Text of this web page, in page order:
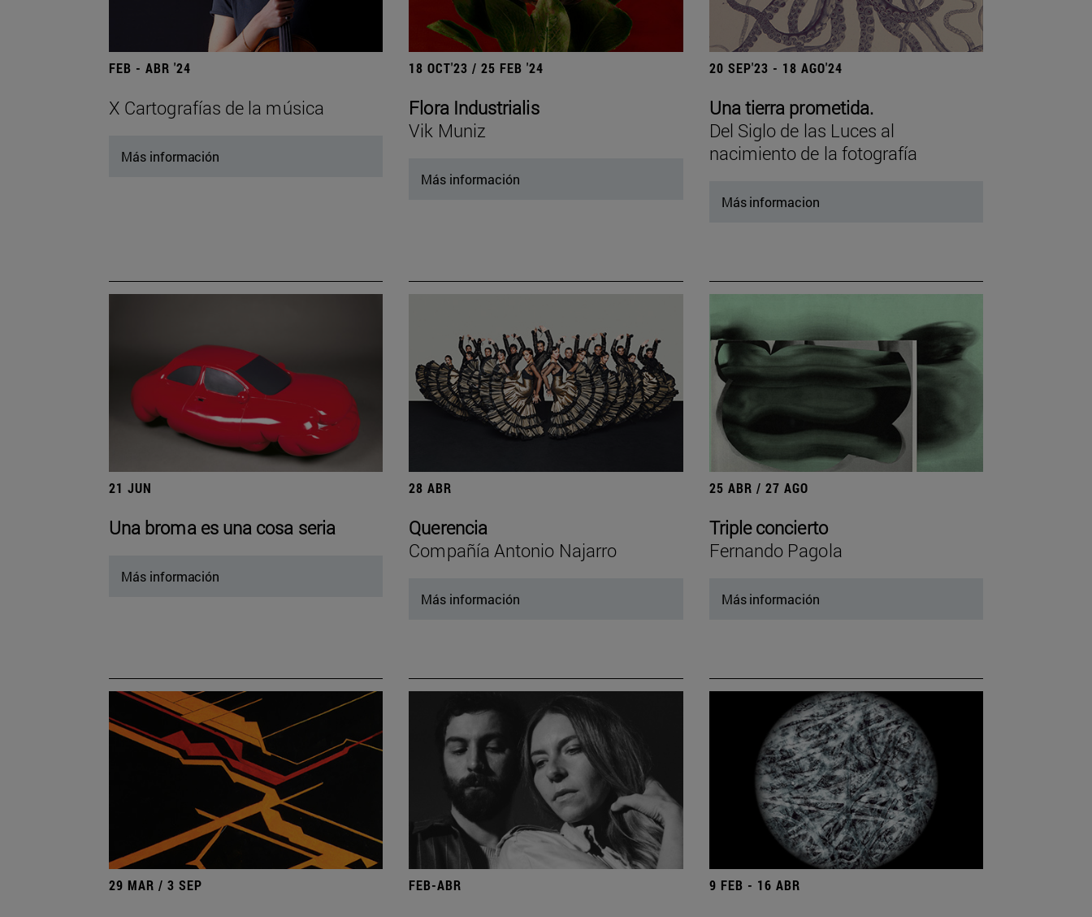
FEB - ABR '24
X Cartografías de la música
Más información
18 OCT'23 / 25 FEB '24
Flora Industrialis
Vik Muniz
Más información
20 SEP'23 - 18 AGO'24
Una tierra prometida.
Del Siglo de las Luces al
nacimiento de la fotografía
Más informacion
21 JUN
Una broma es una cosa seria
Más información
28 ABR
Querencia
Compañía Antonio Najarro
Más información
25 ABR / 27 AGO
Triple concierto
Fernando Pagola
Más información
29 MAR / 3 SEP FEB-ABR 9 FEB - 16 ABR